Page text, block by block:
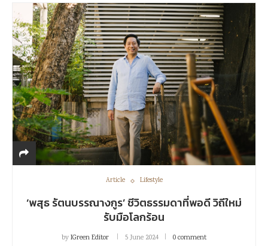
Article Lifestyle
‘พสุธ รัตนบรรณางกูร’ ชีวิตธรรมดาที่พอดี วิถีใหม่
รับมือโลกร้อน
byIGreen Editor 5 June 2024 0 comment